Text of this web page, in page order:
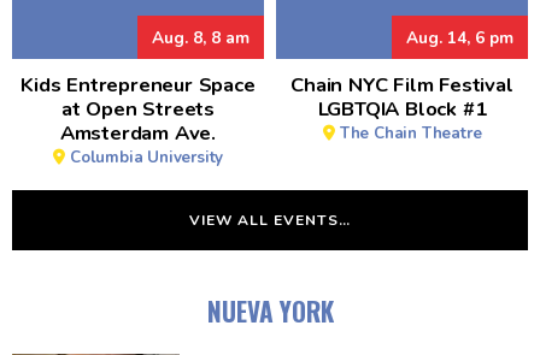
Aug. 8, 8 am
Kids Entrepreneur Space
at Open Streets
Amsterdam Ave.
Columbia University
Aug. 14, 6 pm
Chain NYC Film Festival
LGBTQIA Block #1
The Chain Theatre
VIEW ALL EVENTS…
NUEVA YORK